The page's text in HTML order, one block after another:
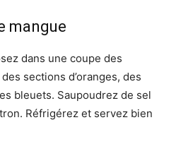
mangue
dans une coupe des
sections d’oranges, des
bleuets. Saupoudrez de sel
Réfrigérez et servez bien